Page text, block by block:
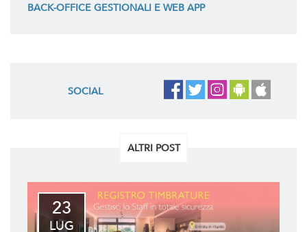
BACK-OFFICE GESTIONALI E WEB APP
SOCIAL
ALTRI POST
23
LUG